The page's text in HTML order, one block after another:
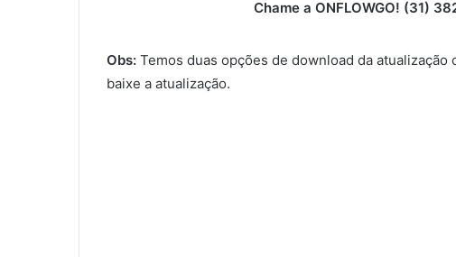
Chame a ONFLOWGO! (31)
Obs: Temos duas opções de download da
baixe a atualização.